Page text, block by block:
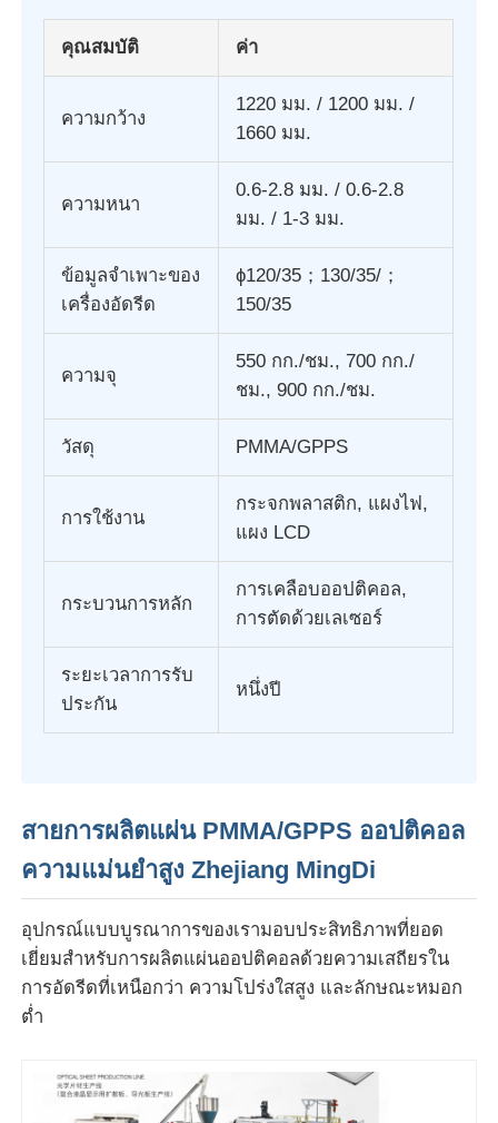
ทัวร์โรงงาน
ติดต่อเรา
ข่าว
ขอทุน
สายดึงสกรูคู่
สายการผลิตฟีนเนอร์
สายดึงแผ่นพลาสติก
สายการผลิตแผ่น PP
คุณสมบัติ ค่า
ความกว้าง
1220 มม. / 1200 มม. /
1660 มม.
ความหนา
0.6-2.8 มม. / 0.6-2.8
มม. / 1-3 มม.
ข้อมูลจำเพาะของ
เครื่องอัดรีด
ɸ120/35；130/35/；
150/35
ความจุ
550 กก./ชม., 700 กก./
ชม., 900 กก./ชม.
วัสดุ PMMA/GPPS
การใช้งาน
กระจกพลาสติก, แผงไฟ,
แผง LCD
กระบวนการหลัก
การเคลือบออปติคอล,
การตัดด้วยเลเซอร์
ระยะเวลาการรับ
ประกัน
หนึ่งปี
สายการผลิตแผ่น PMMA/GPPS ออปติคอล
ความแม่นยำสูง Zhejiang MingDi
อุปกรณ์แบบบูรณาการของเรามอบประสิทธิภาพที่ยอด
เยี่ยมสำหรับการผลิตแผ่นออปติคอลด้วยความเสถียรใน
การอัดรีดที่เหนือกว่า ความโปร่งใสสูง และลักษณะหมอก
ต่ำ